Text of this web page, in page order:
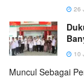
26
10
Muncul Sebagai